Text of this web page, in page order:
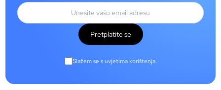
Pretplatite se
Slažem se s uvjetima korištenja.